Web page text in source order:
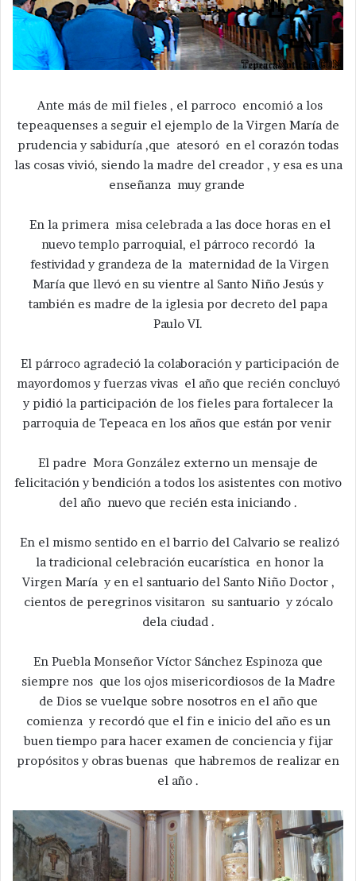
Ante más de mil fieles , el parroco encomió a los
tepeaquenses a seguir el ejemplo de la Virgen María de
prudencia y sabiduría ,que atesoró en el corazón todas
las cosas vivió, siendo la madre del creador , y esa es una
enseñanza muy grande
En la primera misa celebrada a las doce horas en el
nuevo templo parroquial, el párroco recordó la
festividad y grandeza de la maternidad de la Virgen
María que llevó en su vientre al Santo Niño Jesús y
también es madre de la iglesia por decreto del papa
Paulo VI.
El párroco agradeció la colaboración y participación de
mayordomos y fuerzas vivas el año que recién concluyó
y pidió la participación de los fieles para fortalecer la
parroquia de Tepeaca en los años que están por venir
El padre Mora González externo un mensaje de
felicitación y bendición a todos los asistentes con motivo
del año nuevo que recién esta iniciando .
En el mismo sentido en el barrio del Calvario se realizó
la tradicional celebración eucarística en honor la
Virgen María y en el santuario del Santo Niño Doctor ,
cientos de peregrinos visitaron su santuario y zócalo
dela ciudad .
En Puebla Monseñor Víctor Sánchez Espinoza que
siempre nos que los ojos misericordiosos de la Madre
de Dios se vuelque sobre nosotros en el año que
comienza y recordó que el fin e inicio del año es un
buen tiempo para hacer examen de conciencia y fijar
propósitos y obras buenas que habremos de realizar en
el año .